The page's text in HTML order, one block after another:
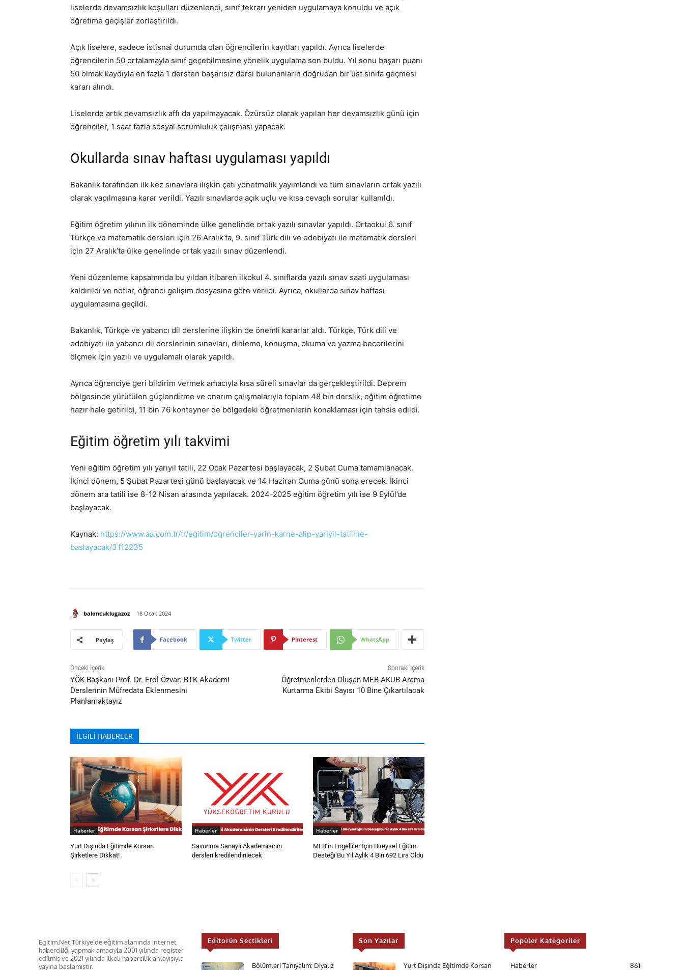
liselerde devamsızlık koşulları düzenlendi, sınıf tekrarı yeniden uygulamaya konuldu ve açık
öğretime geçişler zorlaştırıldı.
Açık liselere, sadece istisnai durumda olan öğrencilerin kayıtları yapıldı. Ayrıca liselerde
öğrencilerin 50 ortalamayla sınıf geçebilmesine yönelik uygulama son buldu. Yıl sonu başarı puanı
50 olmak kaydıyla en fazla 1 dersten başarısız dersi bulunanların doğrudan bir üst sınıfa geçmesi
kararı alındı.
Liselerde artık devamsızlık affı da yapılmayacak. Özürsüz olarak yapılan her devamsızlık günü için
öğrenciler, 1 saat fazla sosyal sorumluluk çalışması yapacak.
Okullarda sınav haftası uygulaması yapıldı
Bakanlık tarafından ilk kez sınavlara ilişkin çatı yönetmelik yayımlandı ve tüm sınavların ortak yazılı
olarak yapılmasına karar verildi. Yazılı sınavlarda açık uçlu ve kısa cevaplı sorular kullanıldı.
Eğitim öğretim yılının ilk döneminde ülke genelinde ortak yazılı sınavlar yapıldı. Ortaokul 6. sınıf
Türkçe ve matematik dersleri için 26 Aralık’ta, 9. sınıf Türk dili ve edebiyatı ile matematik dersleri
için 27 Aralık’ta ülke genelinde ortak yazılı sınav düzenlendi.
Yeni düzenleme kapsamında bu yıldan itibaren ilkokul 4. sınıflarda yazılı sınav saati uygulaması
kaldırıldı ve notlar, öğrenci gelişim dosyasına göre verildi. Ayrıca, okullarda sınav haftası
uygulamasına geçildi.
Bakanlık, Türkçe ve yabancı dil derslerine ilişkin de önemli kararlar aldı. Türkçe, Türk dili ve
edebiyatı ile yabancı dil derslerinin sınavları, dinleme, konuşma, okuma ve yazma becerilerini
ölçmek için yazılı ve uygulamalı olarak yapıldı.
Ayrıca öğrenciye geri bildirim vermek amacıyla kısa süreli sınavlar da gerçekleştirildi. Deprem
bölgesinde yürütülen güçlendirme ve onarım çalışmalarıyla toplam 48 bin derslik, eğitim öğretime
hazır hale getirildi, 11 bin 76 konteyner de bölgedeki öğretmenlerin konaklaması için tahsis edildi.
Eğitim öğretim yılı takvimi
Yeni eğitim öğretim yılı yarıyıl tatili, 22 Ocak Pazartesi başlayacak, 2 Şubat Cuma tamamlanacak.
İkinci dönem, 5 Şubat Pazartesi günü başlayacak ve 14 Haziran Cuma günü sona erecek. İkinci
dönem ara tatili ise 8-12 Nisan arasında yapılacak. 2024-2025 eğitim öğretim yılı ise 9 Eylül’de
başlayacak.
Kaynak: https://www.aa.com.tr/tr/egitim/ogrenciler-yarin-karne-alip-yariyil-tatiline-
baslayacak/3112235
baloncuklugazoz 18 Ocak 2024
Paylaş Facebook Twitter Pinterest WhatsApp
Önceki İçerik
YÖK Başkanı Prof. Dr. Erol Özvar: BTK Akademi
Derslerinin Müfredata Eklenmesini
Planlamaktayız
Sonraki İçerik
Öğretmenlerden Oluşan MEB AKUB Arama
Kurtarma Ekibi Sayısı 10 Bine Çıkartılacak
İLGİLİ HABERLER
Haberler
Yurt Dışında Eğitimde Korsan
Şirketlere Dikkat!
Haberler
Savunma Sanayii Akademisinin
dersleri kredilendirilecek
Haberler
MEB’in Engelliler İçin Bireysel Eğitim
Desteği Bu Yıl Aylık 4 Bin 692 Lira Oldu
Egitim.Net,Türkiye’de eğitim alanında internet
haberciliği yapmak amacıyla 2001 yılında register
edilmiş ve 2021 yılında ilkeli habercilik anlayışıyla
yayına başlamıştır.
Editorün Seçtikleri
Bölümleri Tanıyalım: Diyaliz
Son Yazılar
Yurt Dışında Eğitimde Korsan
Popüler Kategoriler
Haberler 861